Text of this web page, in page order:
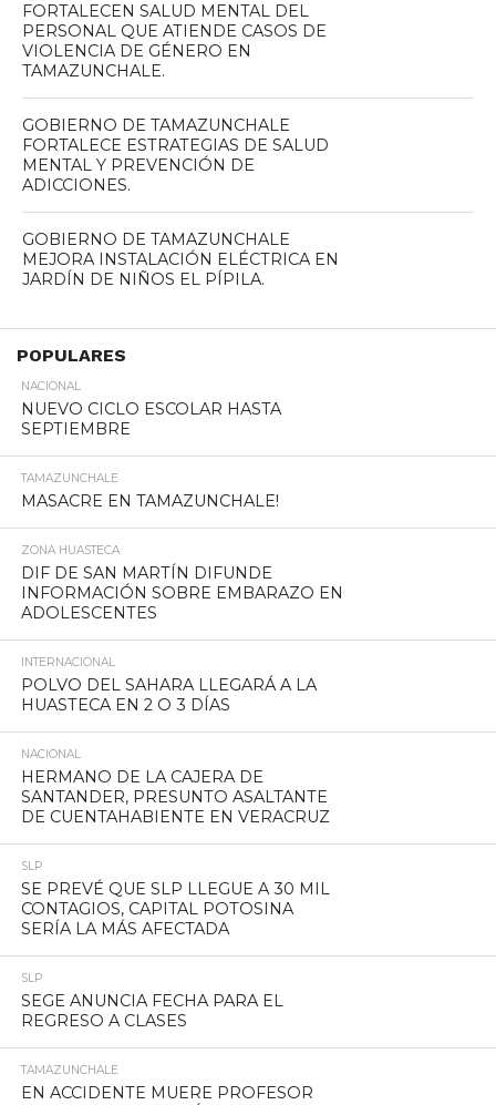
FORTALECEN SALUD MENTAL DEL
PERSONAL QUE ATIENDE CASOS DE
VIOLENCIA DE GÉNERO EN
TAMAZUNCHALE.
GOBIERNO DE TAMAZUNCHALE
FORTALECE ESTRATEGIAS DE SALUD
MENTAL Y PREVENCIÓN DE
ADICCIONES.
GOBIERNO DE TAMAZUNCHALE
MEJORA INSTALACIÓN ELÉCTRICA EN
JARDÍN DE NIÑOS EL PÍPILA.
POPULARES
NACIONAL
NUEVO CICLO ESCOLAR HASTA
SEPTIEMBRE
TAMAZUNCHALE
MASACRE EN TAMAZUNCHALE!
ZONA HUASTECA
DIF DE SAN MARTÍN DIFUNDE
INFORMACIÓN SOBRE EMBARAZO EN
ADOLESCENTES
INTERNACIONAL
POLVO DEL SAHARA LLEGARÁ A LA
HUASTECA EN 2 O 3 DÍAS
NACIONAL
HERMANO DE LA CAJERA DE
SANTANDER, PRESUNTO ASALTANTE
DE CUENTAHABIENTE EN VERACRUZ
SLP
SE PREVÉ QUE SLP LLEGUE A 30 MIL
CONTAGIOS, CAPITAL POTOSINA
SERÍA LA MÁS AFECTADA
SLP
SEGE ANUNCIA FECHA PARA EL
REGRESO A CLASES
TAMAZUNCHALE
EN ACCIDENTE MUERE PROFESOR